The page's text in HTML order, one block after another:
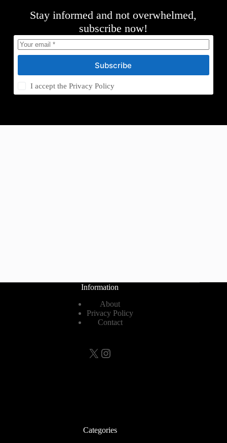
Stay informed and not overwhelmed,
subscribe now!
Subscribe
I accept thePrivacy Policy
Information
About
Privacy Policy
Contact
X Instagram
Categories